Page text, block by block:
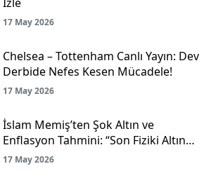
17 May 2026
Chelsea – Tottenham Canlı Yayın: Dev
Derbide Nefes Kesen Mücadele!
17 May 2026
İslam Memiş’ten Şok Altın ve
Enflasyon Tahmini: “Son Fiziki Altın
Nesliyiz!”
17 May 2026